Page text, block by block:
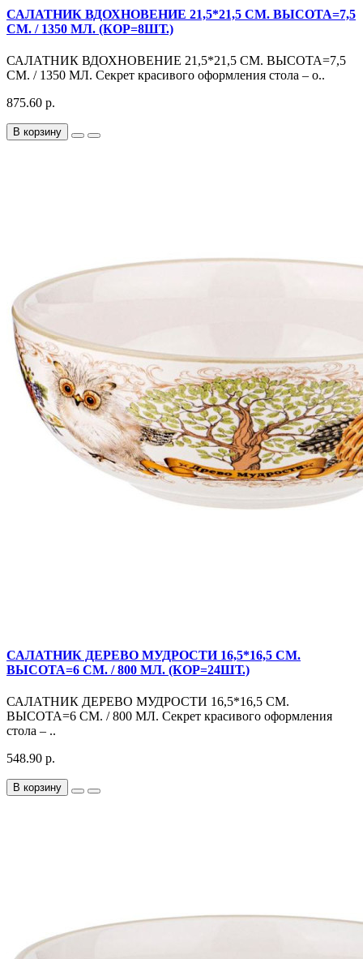
САЛАТНИК ВДОХНОВЕНИЕ 21,5*21,5 СМ. ВЫСОТА=7,5
СМ. / 1350 МЛ. (КОР=8ШТ.)
САЛАТНИК ВДОХНОВЕНИЕ 21,5*21,5 СМ. ВЫСОТА=7,5
СМ. / 1350 МЛ. Секрет красивого оформления стола – о..
875.60 р.
В корзину
САЛАТНИК ДЕРЕВО МУДРОСТИ 16,5*16,5 СМ.
ВЫСОТА=6 СМ. / 800 МЛ. (КОР=24ШТ.)
САЛАТНИК ДЕРЕВО МУДРОСТИ 16,5*16,5 СМ.
ВЫСОТА=6 СМ. / 800 МЛ. Секрет красивого оформления
стола – ..
548.90 р.
В корзину